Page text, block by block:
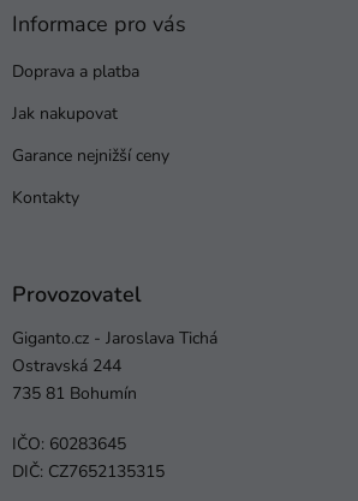
Informace pro vás
Doprava a platba
Jak nakupovat
Garance nejnižší ceny
Kontakty
Provozovatel
Giganto.cz - Jaroslava Tichá
Ostravská 244
735 81 Bohumín
IČO: 60283645
DIČ: CZ7652135315